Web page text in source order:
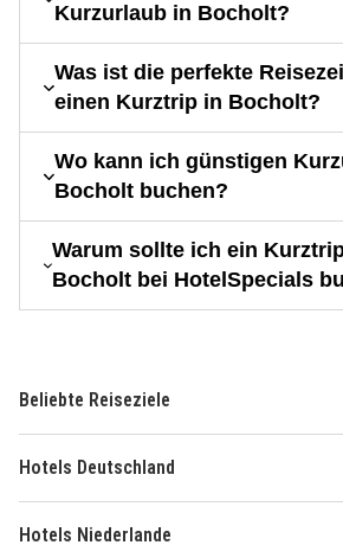
Kurzurlaub in Bocholt?
Was ist die perfekte
einen Kurztrip in Bocholt?
Wo kann ich günstigen
Bocholt buchen?
Warum sollte ich ein
Bocholt bei HotelSpecials
Beliebte Reiseziele
Hotels Deutschland
Hotels Niederlande